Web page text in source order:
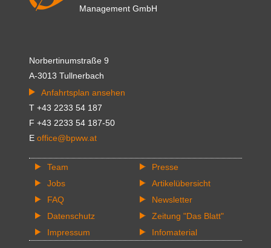
Management GmbH
Norbertinumstraße 9
A-3013 Tullnerbach
Anfahrtsplan ansehen
T +43 2233 54 187
F +43 2233 54 187-50
E office@bpww.at
Team
Jobs
FAQ
Datenschutz
Impressum
Presse
Artikelübersicht
Newsletter
Zeitung "Das Blatt"
Infomaterial